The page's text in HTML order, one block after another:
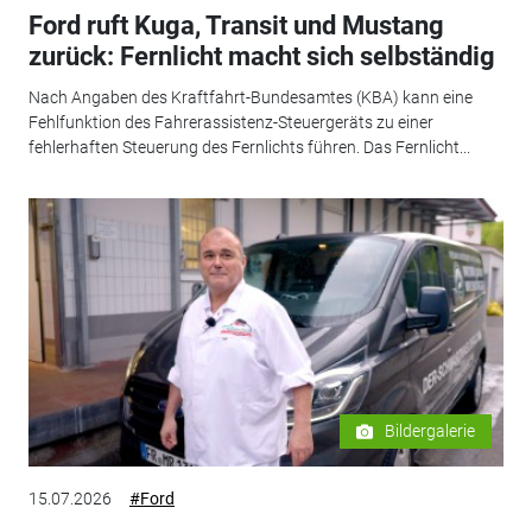
Ford ruft Kuga, Transit und Mustang
zurück: Fernlicht macht sich selbständig
Nach Angaben des Kraftfahrt-Bundesamtes (KBA) kann eine
Fehlfunktion des Fahrerassistenz-Steuergeräts zu einer
fehlerhaften Steuerung des Fernlichts führen. Das Fernlicht...
Bildergalerie
15.07.2026 #Ford